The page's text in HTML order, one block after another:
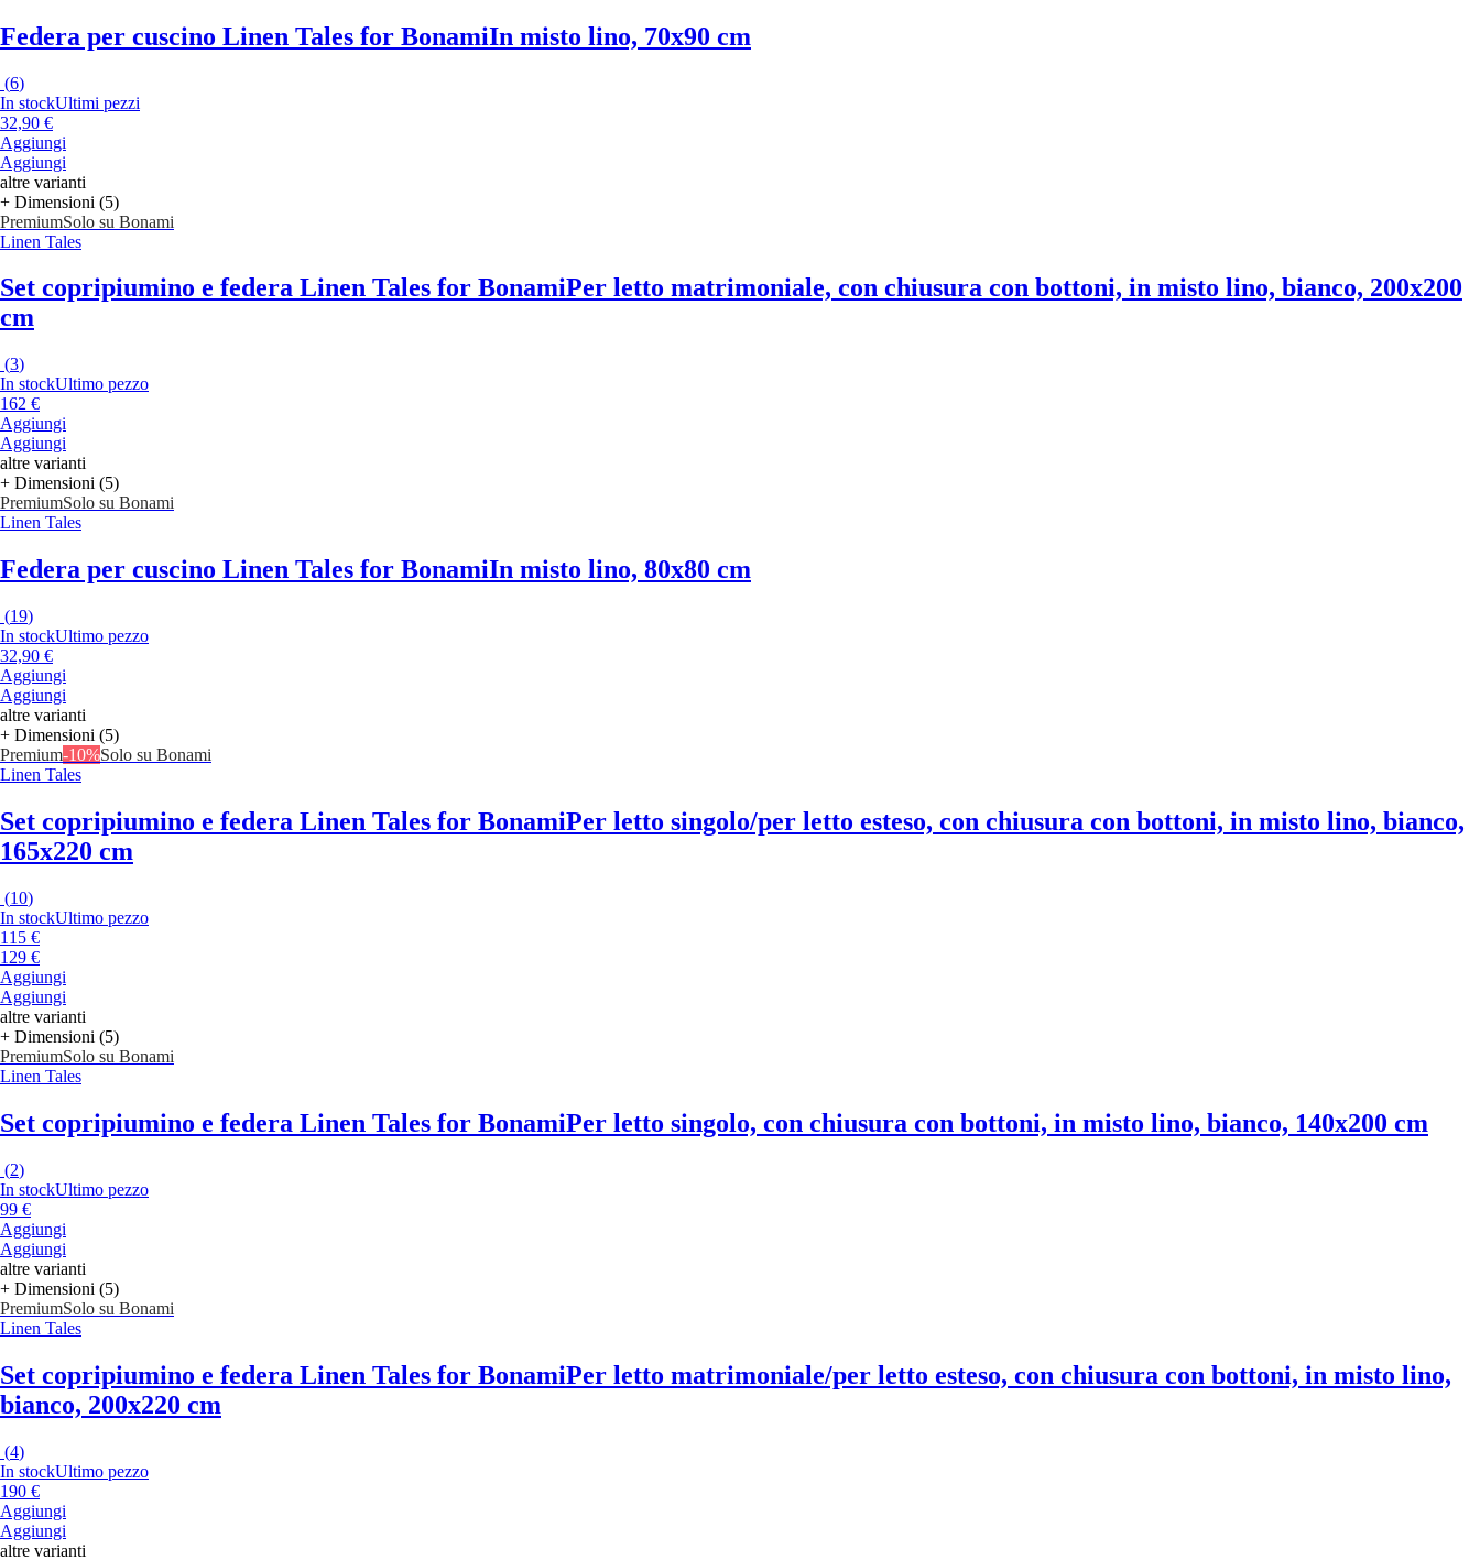
Federa per cuscino Linen Tales for BonamiIn misto lino, 70x90 cm
(6)
In stockUltimi pezzi
32,90 €
Aggiungi
Aggiungi
altre varianti
+ Dimensioni (5)
PremiumSolo su Bonami
Linen Tales
Set copripiumino e federa Linen Tales for BonamiPer letto matrimoniale, con chiusura con bottoni, in misto lino, bianco, 200x200
cm
(3)
In stockUltimo pezzo
162 €
Aggiungi
Aggiungi
altre varianti
+ Dimensioni (5)
PremiumSolo su Bonami
Linen Tales
Federa per cuscino Linen Tales for BonamiIn misto lino, 80x80 cm
(19)
In stockUltimo pezzo
32,90 €
Aggiungi
Aggiungi
altre varianti
+ Dimensioni (5)
Premium-10%Solo su Bonami
Linen Tales
Set copripiumino e federa Linen Tales for BonamiPer letto singolo/per letto esteso, con chiusura con bottoni, in misto lino, bianco,
165x220 cm
(10)
In stockUltimo pezzo
115 €
129 €
Aggiungi
Aggiungi
altre varianti
+ Dimensioni (5)
PremiumSolo su Bonami
Linen Tales
Set copripiumino e federa Linen Tales for BonamiPer letto singolo, con chiusura con bottoni, in misto lino, bianco, 140x200 cm
(2)
In stockUltimo pezzo
99 €
Aggiungi
Aggiungi
altre varianti
+ Dimensioni (5)
PremiumSolo su Bonami
Linen Tales
Set copripiumino e federa Linen Tales for BonamiPer letto matrimoniale/per letto esteso, con chiusura con bottoni, in misto lino,
bianco, 200x220 cm
(4)
In stockUltimo pezzo
190 €
Aggiungi
Aggiungi
altre varianti